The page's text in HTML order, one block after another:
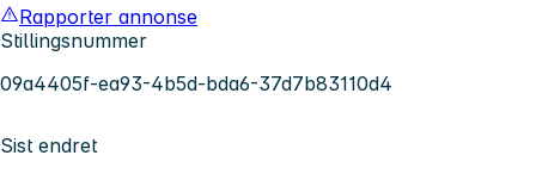
Rapporter annonse
Stillingsnummer
09a4405f-ea93-4b5d-bda6-37d7b83110d4
Sist endret